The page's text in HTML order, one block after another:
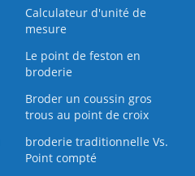
Calculateur d'unité de
mesure
Le point de feston en
broderie
Broder un coussin gros
trous au point de croix
broderie traditionnelle Vs.
Point compté